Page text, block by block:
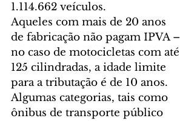
1.114.662 veículos.
Aqueles com mais de 20 anos
de fabricação não pagam IPVA –
no caso de motocicletas com até
125 cilindradas, a idade limite
para a tributação é de 10 anos.
Algumas categorias, tais como
ônibus de transporte público